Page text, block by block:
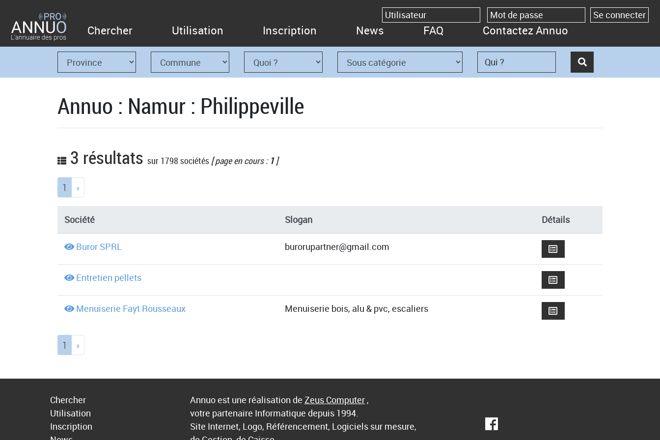
Chercher Utilisation Inscription News FAQ Contactez Annuo
Annuo : Namur : Philippeville
3 résultats sur 1798 sociétés [ page en cours : 1]
1 (current)
»
Société Slogan Détails
Buror SPRL burorupartner@gmail.com
Entretien pellets
Menuiserie Fayt Rousseaux Menuiserie bois, alu & pvc, escaliers
1 (current)
»
Chercher
Utilisation
Inscription
Annuo est une réalisation de Zeus Computer ,
votre partenaire Informatique depuis 1994.
Site Internet, Logo, Référencement, Logiciels sur mesure,